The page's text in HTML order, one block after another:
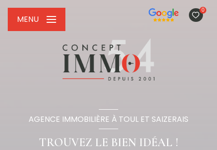
0
MENU
AGENCE IMMOBILIÈRE À TOUL ET SAIZERAIS
TROUVEZ LE BIEN IDÉAL !